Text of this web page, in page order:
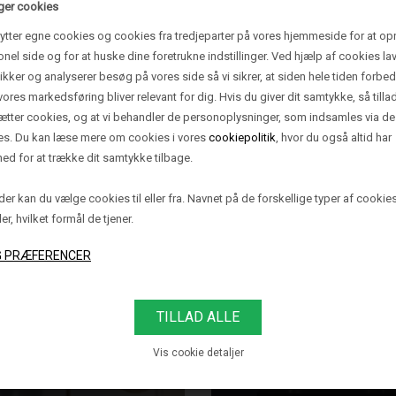
cookies
egne cookies og cookies fra tredjeparter på vores hjemmeside for at
side og for at huske dine foretrukne indstillinger. Ved hjælp af cookies
og analyserer besøg på vores side så vi sikrer, at siden hele tiden
markedsføring bliver relevant for dig. Hvis du giver dit samtykke, så
cookies, og at vi behandler de personoplysninger, som indsamles via de
Du kan læse mere om cookies i vorescookiepolitik, hvor du også altid har
for at trække dit samtykke tilbage.
kan du vælge cookies til eller fra. Navnet på de forskellige typer af
hvilket formål de tjener.
Vis cookie detaljer
BORDLAMPE
SMALL, LYS
STANDARDSKÆRM
3.995,00 DKK
375
SMALL, LYS EG/
3.995,00 DKK
BORDLAMPE /
307